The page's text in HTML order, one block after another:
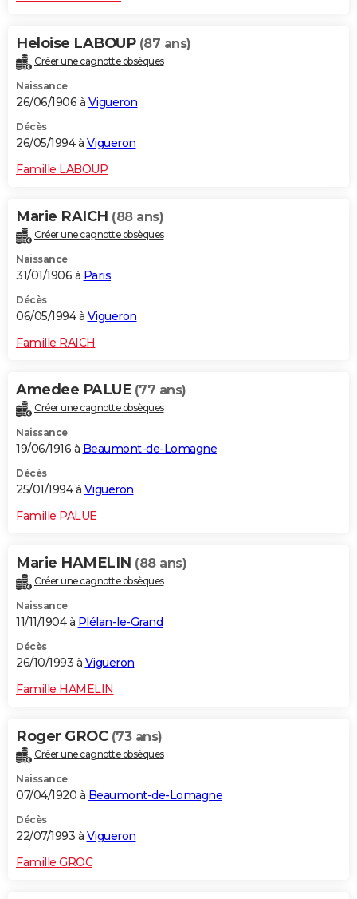
Heloise LABOUP (87 ans)
Créer une cagnotte obsèques
Naissance
26/06/1906 à Vigueron
Décès
26/05/1994 à Vigueron
Famille LABOUP
Marie RAICH (88 ans)
Créer une cagnotte obsèques
Naissance
31/01/1906 à Paris
Décès
06/05/1994 à Vigueron
Famille RAICH
Amedee PALUE (77 ans)
Créer une cagnotte obsèques
Naissance
19/06/1916 à Beaumont-de-Lomagne
Décès
25/01/1994 à Vigueron
Famille PALUE
Marie HAMELIN (88 ans)
Créer une cagnotte obsèques
Naissance
11/11/1904 à Plélan-le-Grand
Décès
26/10/1993 à Vigueron
Famille HAMELIN
Roger GROC (73 ans)
Créer une cagnotte obsèques
Naissance
07/04/1920 à Beaumont-de-Lomagne
Décès
22/07/1993 à Vigueron
Famille GROC